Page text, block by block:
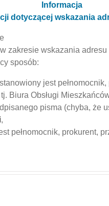
Informacja
dotyczącej wskazania
zakresie wskazania
sposób:
jest
Biura Obsługi
pisma (chyba, że
,
pełnomocnik, prokurent,